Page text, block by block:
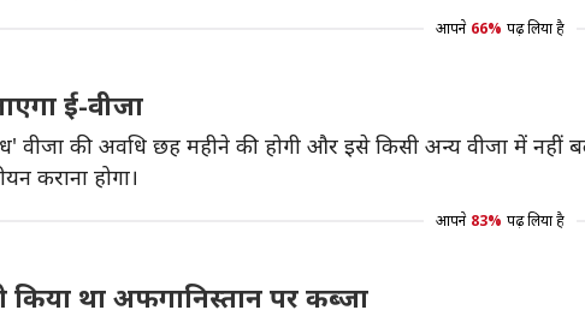
आपने 66% पढ़ लिया है
ई-वीजा
वीजा की अवधि छह महीने की होगी और इसे किसी अन्य वीजा में
कराना होगा।
आपने 83% पढ़ लिया है
था अफगानिस्तान पर कब्जा